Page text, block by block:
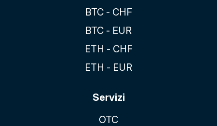
BTC - CHF
BTC - EUR
ETH - CHF
ETH - EUR
Servizi
OTC